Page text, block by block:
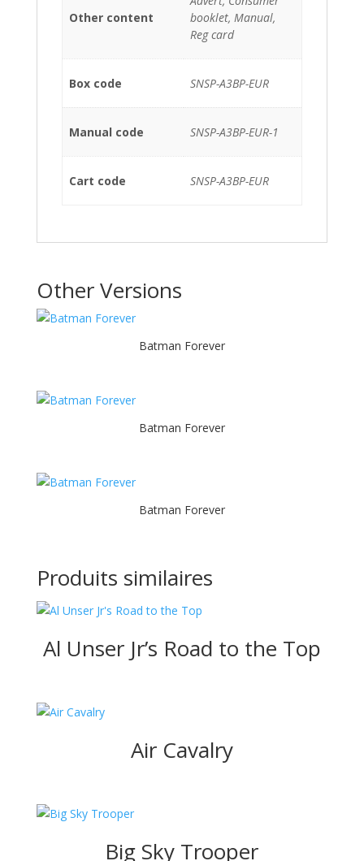
Other content
booklet, Manual,
Reg card
Box code SNSP-A3BP-EUR
Manual code SNSP-A3BP-EUR-1
Cart code SNSP-A3BP-EUR
Other Versions
Batman Forever
Batman Forever
Batman Forever
Produits similaires
Al Unser Jr’s Road to the Top
Air Cavalry
Big Sky Trooper